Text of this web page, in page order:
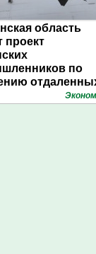
область
проект
по
с помощью